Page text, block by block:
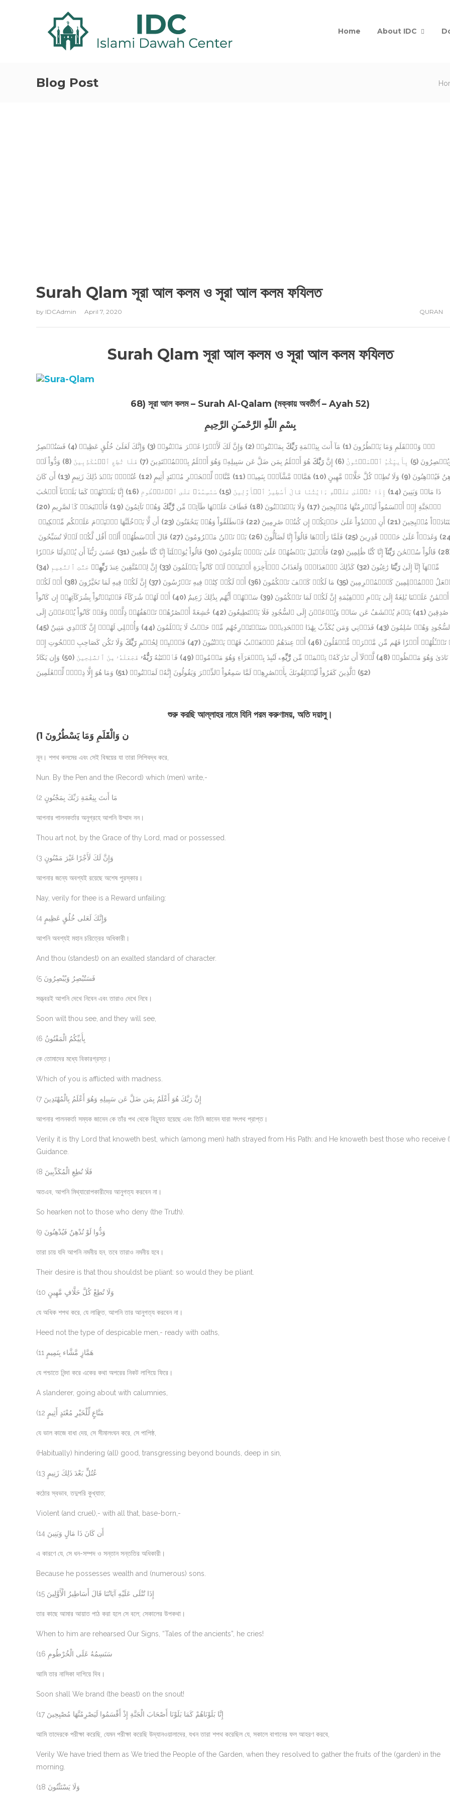
Home About IDC
Blog Post
Surah Qlam সূরা আল কলম ও সূরা আল কলম ফযিলত
by IDCAdmin April 7, 2020 QURAN
Surah Qlam সূরা আল কলম ও সূরা আল কলম ফযিলত
68) সূরা আল কলম – Surah Al-Qalam (মক্কায় অবতীর্ণ – Ayah 52)
بِسْمِ اللّهِ الرَّحْمـَنِ الرَّحِيمِ
نٓۚ وَٱلۡقَلَمِ وَمَا يَسۡطُرُونَ (1) مَآ أَنتَ بِنِعۡمَةِ رَبِّكَ بِمَجۡنُونٖ (2) وَإِنَّ لَكَ لَأَجۡرًا غَيۡرَ مَمۡنُونٖ (3) وَإِنَّكَ لَعَلَىٰ خُلُقٍ عَظِيمٖ (4) فَسَتُبۡصِرُ
(5) بِأَييِّكُمُ ٱلۡمَفۡتُونُ (6) إِنَّ رَبَّكَ هُوَ أَعۡلَمُ بِمَن ضَلَّ عَن سَبِيلِهِۦ وَهُوَ أَعۡلَمُ بِٱلۡمُهۡتَدِينَ (7) فَلَا تُطِعِ ٱلۡمُكَذِّبِينَ (8) وَدُّواْ لَوۡ
فَيُدۡهِنُونَ (9) وَلَا تُطِعۡ كُلَّ حَلَّافٖ مَّهِينٍ (10) هَمَّازٖ مَّشَّآءِۭ بِنَمِيمٖ (11) مَّنَّاعٖ لِّلۡخَيۡرِ مُعۡتَدٍ أَثِيمٍ (12) عُتُلِّۭ بَعۡدَ ذَٰلِكَ زَنِيمٍ (13) أَن كَانَ
ذَا مَالٖ وَبَنِينَ (14) إِذَا تُتۡلَىٰ عَلَيۡهِ ءَايَٰتُنَا قَالَ أَسَٰطِيرُ ٱلۡأَوَّلِينَ (15) سَنَسِمُهُۥ عَلَى ٱلۡخُرۡطُومِ (16) إِنَّا بَلَوۡنَٰهُمۡ كَمَا بَلَوۡنَآ أَصۡحَٰبَ
ٱلۡجَنَّةِ إِذۡ أَقۡسَمُواْ لَيَصۡرِمُنَّهَا مُصۡبِحِينَ (17) وَلَا يَسۡتَثۡنُونَ (18) فَطَافَ عَلَيۡهَا طَآئِفٞ مِّن رَّبِّكَ وَهُمۡ نَآئِمُونَ (19) فَأَصۡبَحَتۡ كَٱلصَّرِيمِ (20)
مُصۡبِحِينَ (21) أَنِ ٱغۡدُواْ عَلَىٰ حَرۡثِكُمۡ إِن كُنتُمۡ صَٰرِمِينَ (22) فَٱنطَلَقُواْ وَهُمۡ يَتَخَٰفَتُونَ (23) أَن لَّا يَدۡخُلَنَّهَا ٱلۡيَوۡمَ عَلَيۡكُم مِّسۡكِينٞ
وَغَدَوۡاْ عَلَىٰ حَرۡدٖ قَٰدِرِينَ (25) فَلَمَّا رَأَوۡهَا قَالُوٓاْ إِنَّا لَضَآلُّونَ (26) بَلۡ نَحۡنُ مَحۡرُومُونَ (27) قَالَ أَوۡسَطُهُمۡ أَلَمۡ أَقُل لَّكُمۡ لَوۡلَا تُسَبِّحُونَ
قَالُواْ سُبۡحَٰنَ رَبِّنَآ إِنَّا كُنَّا ظَٰلِمِينَ (29) فَأَقۡبَلَ بَعۡضُهُمۡ عَلَىٰ بَعۡضٖ يَتَلَٰوَمُونَ (30) قَالُواْ يَٰوَيۡلَنَآ إِنَّا كُنَّا طَٰغِينَ (31) عَسَىٰ رَبُّنَآ أَن يُبۡدِلَنَا خَيۡرٗا
مِّنۡهَآ إِنَّآ إِلَىٰ رَبِّنَا رَٰغِبُونَ (32) كَذَٰلِكَ ٱلۡعَذَابُۖ وَلَعَذَابُ ٱلۡأٓخِرَةِ أَكۡبَرُۚ لَوۡ كَانُواْ يَعۡلَمُونَ (33) إِنَّ لِلۡمُتَّقِينَ عِندَ رَبِّهِمۡ جَنَّٰتِ ٱلنَّعِيمِ (34)
ٱلۡمُسۡلِمِينَ كَٱلۡمُجۡرِمِينَ (35) مَا لَكُمۡ كَيۡفَ تَحۡكُمُونَ (36) أَمۡ لَكُمۡ كِتَٰبٞ فِيهِ تَدۡرُسُونَ (37) إِنَّ لَكُمۡ فِيهِ لَمَا تَخَيَّرُونَ (38) أَمۡ لَكُمۡ
أَيۡمَٰنٌ عَلَيۡنَا بَٰلِغَةٌ إِلَىٰ يَوۡمِ ٱلۡقِيَٰمَةِ إِنَّ لَكُمۡ لَمَا تَحۡكُمُونَ (39) سَلۡهُمۡ أَيُّهُم بِذَٰلِكَ زَعِيمٌ (40) أَمۡ لَهُمۡ شُرَكَآءُ فَلۡيَأۡتُواْ بِشُرَكَآئِهِمۡ إِن كَانُواْ
صَٰدِقِينَ (41) يَوۡمَ يُكۡشَفُ عَن سَاقٖ وَيُدۡعَوۡنَ إِلَى ٱلسُّجُودِ فَلَا يَسۡتَطِيعُونَ (42) خَٰشِعَةً أَبۡصَٰرُهُمۡ تَرۡهَقُهُمۡ ذِلَّةٞۖ وَقَدۡ كَانُواْ يُدۡعَوۡنَ إِلَى
وَهُمۡ سَٰلِمُونَ (43) فَذَرۡنِي وَمَن يُكَذِّبُ بِهَٰذَا ٱلۡحَدِيثِۖ سَنَسۡتَدۡرِجُهُم مِّنۡ حَيۡثُ لَا يَعۡلَمُونَ (44) وَأُمۡلِي لَهُمۡۚ إِنَّ كَيۡدِي مَتِينٌ (45)
تَسۡـَٔلُهُمۡ أَجۡرٗا فَهُم مِّن مَّغۡرَمٖ مُّثۡقَلُونَ (46) أَمۡ عِندَهُمُ ٱلۡغَيۡبُ فَهُمۡ يَكۡتُبُونَ (47) فَٱصۡبِرۡ لِحُكۡمِ رَبِّكَ وَلَا تَكُن كَصَاحِبِ ٱلۡحُوتِ إِذۡ
نَادَىٰ وَهُوَ مَكۡظُومٞ (48) لَّوۡلَآ أَن تَدَٰرَكَهُۥ نِعۡمَةٞ مِّن رَّبِّهِۦ لَنُبِذَ بِٱلۡعَرَآءِ وَهُوَ مَذۡمُومٞ (49) فَٱجۡتَبَٰهُ رَبُّهُۥ فَجَعَلَهُۥ مِنَ ٱلصَّٰلِحِينَ (50) وَإِن يَكَادُ
ٱلَّذِينَ كَفَرُواْ لَيُزۡلِقُونَكَ بِأَبۡصَٰرِهِمۡ لَمَّا سَمِعُواْ ٱلذِّكۡرَ وَيَقُولُونَ إِنَّهُۥ لَمَجۡنُونٞ (51) (52)
শুরু করছি আল্লাহর নামে যিনি পরম করুণাময়, অতি দয়ালু।
(1 ن وَالْقَلَمِ وَمَا يَسْطُرُونَ
নূন। শপথ কলমের এবং সেই বিষয়ের যা তারা লিপিবদ্ধ করে,
Nun. By the Pen and the (Record) which (men) write,-
(2 مَا أَنتَ بِنِعْمَةِ رَبِّكَ بِمَجْنُونٍ
আপনার পালনকর্তার অনুগ্রহে আপনি উম্মাদ নন।
Thou art not, by the Grace of thy Lord, mad or possessed.
(3 وَإِنَّ لَكَ لَأَجْرًا غَيْرَ مَمْنُونٍ
আপনার জন্যে অবশ্যই রয়েছে অশেষ পুরস্কার।
Nay, verily for thee is a Reward unfailing:
(4 وَإِنَّكَ لَعَلى خُلُقٍ عَظِيمٍ
আপনি অবশ্যই মহান চরিত্রের অধিকারী।
And thou (standest) on an exalted standard of character.
(5 فَسَتُبْصِرُ وَيُبْصِرُونَ
সত্ত্বরই আপনি দেখে নিবেন এবং তারাও দেখে নিবে।
Soon wilt thou see, and they will see,
(6 بِأَييِّكُمُ الْمَفْتُونُ
কে তোমাদের মধ্যে বিকারগ্রস্ত।
Which of you is afflicted with madness.
(7 إِنَّ رَبَّكَ هُوَ أَعْلَمُ بِمَن ضَلَّ عَن سَبِيلِهِ وَهُوَ أَعْلَمُ بِالْمُهْتَدِينَ
আপনার পালনকর্তা সম্যক জানেন কে তাঁর পথ থেকে বিচ্যুত হয়েছে এবং তিনি জানেন যারা সৎপথ প্রাপ্ত।
Verily it is thy Lord that knoweth best, which (among men) hath strayed from His Path: and He knoweth best those who receive
Guidance.
(8 فَلَا تُطِعِ الْمُكَذِّبِينَ
অতএব, আপনি মিথ্যারোপকারীদের আনুগত্য করবেন না।
So hearken not to those who deny (the Truth).
(9 وَدُّوا لَوْ تُدْهِنُ فَيُدْهِنُونَ
তারা চায় যদি আপনি নমনীয় হন, তবে তারাও নমনীয় হবে।
Their desire is that thou shouldst be pliant: so would they be pliant.
(10 وَلَا تُطِعْ كُلَّ حَلَّافٍ مَّهِينٍ
যে অধিক শপথ করে, যে লাঞ্ছিত, আপনি তার আনুগত্য করবেন না।
Heed not the type of despicable men,- ready with oaths,
(11 هَمَّازٍ مَّشَّاء بِنَمِيمٍ
যে পশ্চাতে নিন্দা করে একের কথা অপরের নিকট লাগিয়ে ফিরে।
A slanderer, going about with calumnies,
(12 مَنَّاعٍ لِّلْخَيْرِ مُعْتَدٍ أَثِيمٍ
যে ভাল কাজে বাধা দেয়, সে সীমালংঘন করে, সে পাপিষ্ঠ,
(Habitually) hindering (all) good, transgressing beyond bounds, deep in sin,
(13 عُتُلٍّ بَعْدَ ذَلِكَ زَنِيمٍ
কঠোর স্বভাব, তদুপরি কুখ্যাত;
Violent (and cruel),- with all that, base-born,-
(14 أَن كَانَ ذَا مَالٍ وَبَنِينَ
এ কারণে যে, সে ধন-সম্পদ ও সন্তান সন্ততির অধিকারী।
Because he possesses wealth and (numerous) sons.
(15 إِذَا تُتْلَى عَلَيْهِ آيَاتُنَا قَالَ أَسَاطِيرُ الْأَوَّلِينَ
তার কাছে আমার আয়াত পাঠ করা হলে সে বলে; সেকালের উপকথা।
When to him are rehearsed Our Signs, “Tales of the ancients”, he cries!
(16 سَنَسِمُهُ عَلَى الْخُرْطُومِ
আমি তার নাসিকা দাগিয়ে দিব।
Soon shall We brand (the beast) on the snout!
(17 إِنَّا بَلَوْنَاهُمْ كَمَا بَلَوْنَا أَصْحَابَ الْجَنَّةِ إِذْ أَقْسَمُوا لَيَصْرِمُنَّهَا مُصْبِحِينَ
আমি তাদেরকে পরীক্ষা করেছি, যেমন পরীক্ষা করেছি উদ্যানওয়ালাদের, যখন তারা শপথ করেছিল যে, সকালে বাগানের ফল আহরণ করবে,
Verily We have tried them as We tried the People of the Garden, when they resolved to gather the fruits of the (garden) in the
morning.
(18 وَلَا يَسْتَثْنُونَ